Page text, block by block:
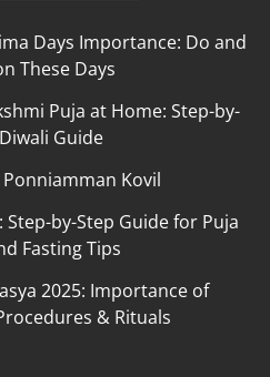
Days Importance: Do and
These Days
Puja at Home: Step-by-
Guide
Kovil
by-Step Guide for Puja
Fasting Tips
2025: Importance of
& Rituals